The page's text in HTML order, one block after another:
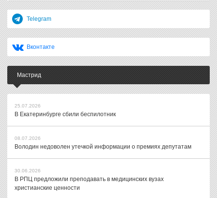
Telegram
Вконтакте
Мастрид
25.07.2026
В Екатеринбурге сбили беспилотник
08.07.2026
Володин недоволен утечкой информации о премиях депутатам
30.06.2026
В РПЦ предложили преподавать в медицинских вузах
христианские ценности